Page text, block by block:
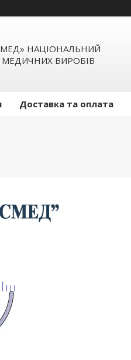
НАЦІОНАЛЬНИЙ
ВИРОБІВ
Доставка та оплата